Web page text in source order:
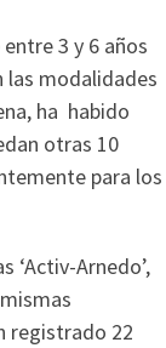
3 y 6 años
las modalidades
ha habido
otras 10
para los
‘Activ-Arnedo’,
registrado 22